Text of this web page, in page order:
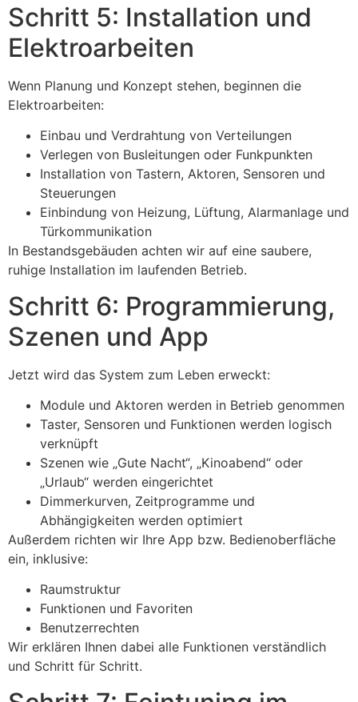
Schritt 5: Installation und
Elektroarbeiten
Wenn Planung und Konzept stehen, beginnen die
Elektroarbeiten:
Einbau und Verdrahtung von Verteilungen
Verlegen von Busleitungen oder Funkpunkten
Installation von Tastern, Aktoren, Sensoren und
Steuerungen
Einbindung von Heizung, Lüftung, Alarmanlage und
Türkommunikation
In Bestandsgebäuden achten wir auf eine saubere,
ruhige Installation im laufenden Betrieb.
Schritt 6: Programmierung,
Szenen und App
Jetzt wird das System zum Leben erweckt:
Module und Aktoren werden in Betrieb genommen
Taster, Sensoren und Funktionen werden logisch
verknüpft
Szenen wie „Gute Nacht“, „Kinoabend“ oder
„Urlaub“ werden eingerichtet
Dimmerkurven, Zeitprogramme und
Abhängigkeiten werden optimiert
Außerdem richten wir Ihre App bzw. Bedienoberfläche
ein, inklusive:
Raumstruktur
Funktionen und Favoriten
Benutzerrechten
Wir erklären Ihnen dabei alle Funktionen verständlich
und Schritt für Schritt.